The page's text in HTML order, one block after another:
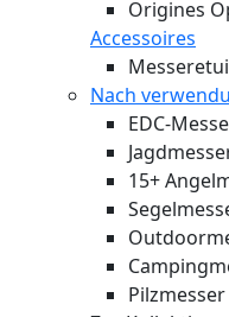
Origines
Accessoires
Nach
EDC-
15+
Pilzmesser